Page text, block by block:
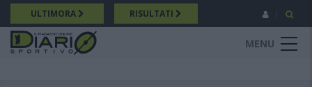
Salta
al
contenuto
principale
ULTIMORA RISULTATI
MENU